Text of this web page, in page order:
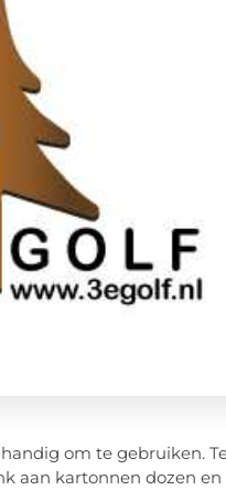
om te gebruiken.
aan kartonnen dozen en